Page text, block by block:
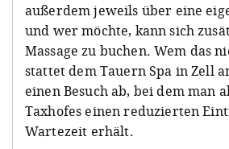
außerdem jeweils über eine
und wer möchte, kann sich
Massage zu buchen. Wem das
stattet dem Tauern Spa in Zell
einen Besuch ab, bei dem man
Taxhofes einen reduzierten
Wartezeit erhält.